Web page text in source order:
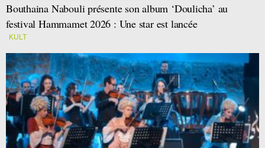
Bouthaina Nabouli présente son album ‘Doulicha’ au
festival Hammamet 2026 : Une star est lancée
KULT